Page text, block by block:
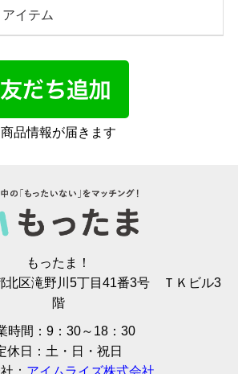
イテム
商品情報が届きます
もったま！
北区滝野川5丁目41番3号 ＴＫビル3
階
時間：9：30～18：30
休日：土・日・祝日